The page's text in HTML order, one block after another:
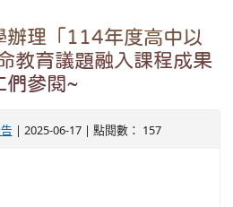
辦理「114年度高中以
教育議題融入課程成果
們參閱~
| 2025-06-17 | 點閱數： 157